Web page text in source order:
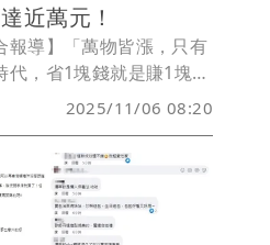
近萬元！
報導】「萬物皆漲，只有
代，省1塊錢就是賺1塊
言，能擁有一只精品包，
的獎賞。那份質感與成
尚，更是自我肯定。然而
的價格，常讓人卻步。有
，或是到OUTLET與免
過這些方式價格仍偏高，
2025/11/06 08:20